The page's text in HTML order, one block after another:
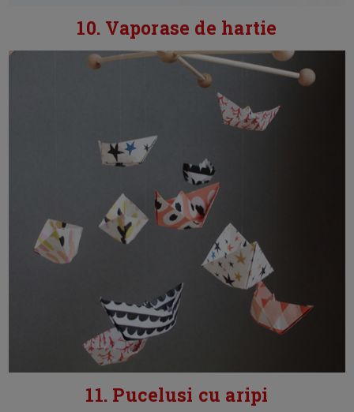
10. Vaporase de hartie
11. Pucelusi cu aripi